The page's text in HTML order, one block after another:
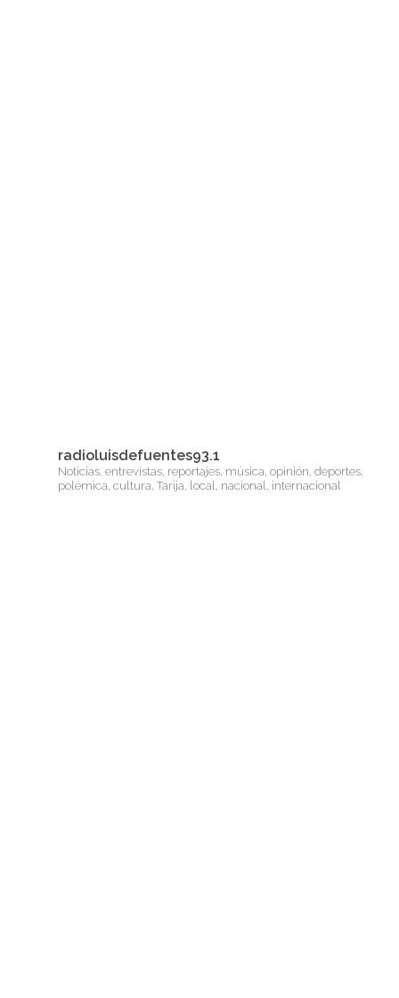
radioluisdefuentes93.1
Noticias, entrevistas, reportajes, música, opinión, deportes,
polémica, cultura, Tarija, local, nacional, internacional